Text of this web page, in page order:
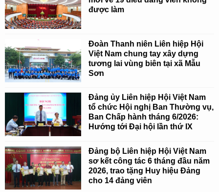
được làm
Đoàn Thanh niên Liên hiệp Hội
Việt Nam chung tay xây dựng
tương lai vùng biên tại xã Mẫu
Sơn
Đảng ủy Liên hiệp Hội Việt Nam
tổ chức Hội nghị Ban Thường vụ,
Ban Chấp hành tháng 6/2026:
Hướng tới Đại hội lần thứ IX
Đảng bộ Liên hiệp Hội Việt Nam
sơ kết công tác 6 tháng đầu năm
2026, trao tặng Huy hiệu Đảng
cho 14 đảng viên